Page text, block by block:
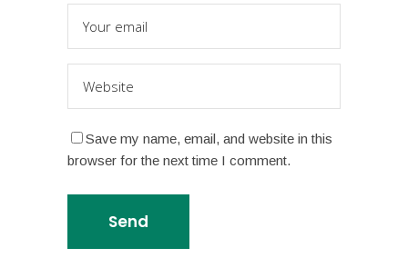
Save my name, email, and website in this
browser for the next time I comment.